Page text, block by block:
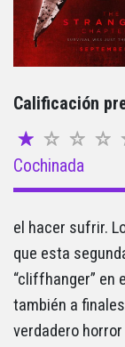
Calificación
Cochinada
el hacer sufrir.
que esta
“cliffhanger” en
también a
verdadero